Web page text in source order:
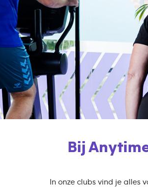
Bij
In onze clubs vind je alles